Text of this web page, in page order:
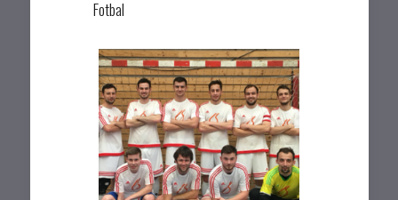
Fotbal